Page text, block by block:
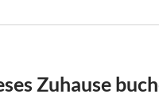
Zuhause